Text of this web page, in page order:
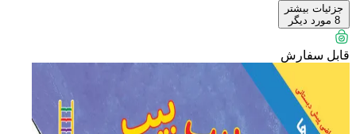
جزئیات بیشتر
8 مورد دیگر
قابل سفارش